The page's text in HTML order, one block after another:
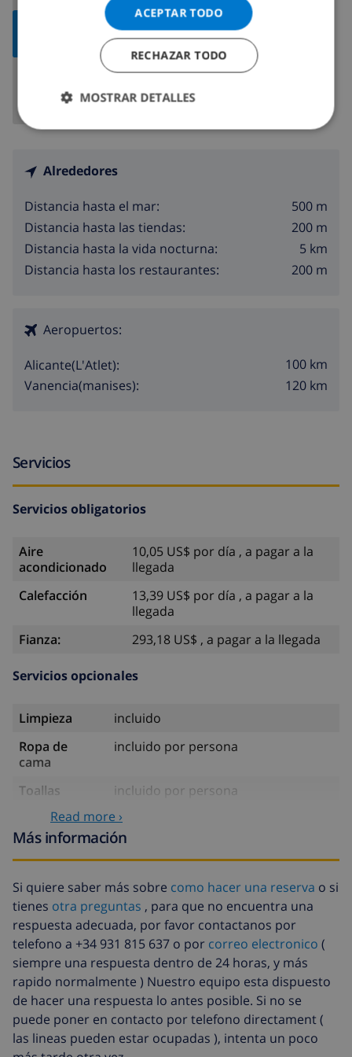
Alrededores
Distancia hasta el mar:
500 m
Distancia hasta las tiendas:
200 m
Distancia hasta la vida nocturna:
5 km
Distancia hasta los restaurantes:
200 m
Aeropuertos:
Alicante(L'Atlet):
100 km
Vanencia(manises):
120 km
Servicios
Servicios obligatorios
Aire
acondicionado
10,05 US$ por día , a pagar a la
llegada
Calefacción
13,39 US$ por día , a pagar a la
llegada
Fianza:
293,18 US$ , a pagar a la llegada
Servicios opcionales
Limpieza
incluido
Ropa de
cama
incluido por persona
Toallas
incluido por persona
5,03 US$ por día , a pagar a la
llegada
Trona
4,19 US$ por día , a pagar a la
llegada
Animales
10,05 US$ por día , a pagar a la
llegada
Agua
incluido
Electricidad
incluido
Gas
incluido
Sábanas
extra
17,59 US$ por persona , a pagar a la
llegada
Read more ›
Más información
Si quiere saber más sobre como hacer una reserva o si
tienes otra preguntas , para que no encuentra una
respuesta adecuada, por favor contactanos por
telefono a +34 931 815 637 o por correo electronico (
siempre una respuesta dentro de 24 horas, y más
rapido normalmente ) Nuestro equipo esta dispuesto
de hacer una respuesta lo antes posible. Si no se
puede poner en contacto por telefono directament (
las lineas pueden estar ocupadas ), intenta un poco
ACEPTAR TODO
RECHAZAR TODO
MOSTRAR DETALLES